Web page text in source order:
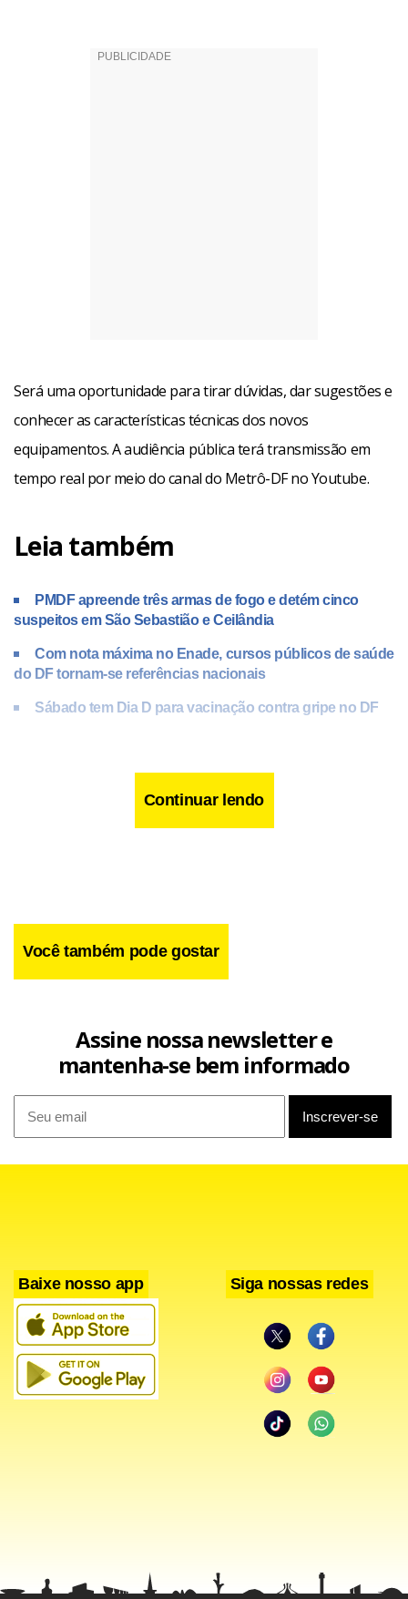
Será uma oportunidade para tirar dúvidas, dar sugestões e
conhecer as características técnicas dos novos
equipamentos. A audiência pública terá transmissão em
tempo real por meio do canal do Metrô-DF no Youtube.
Leia também
PMDF apreende três armas de fogo e detém cinco
suspeitos em São Sebastião e Ceilândia
Com nota máxima no Enade, cursos públicos de saúde
do DF tornam-se referências nacionais
Sábado tem Dia D para vacinação contra gripe no DF
(CAO) do Metrô-DF (Avenida Jequitibá, 155 – Águas Claras)
Com informações Agência Brasília
Continuar lendo
Você também pode gostar
Assine nossa newsletter e
mantenha-se bem informado
Baixe nosso app Siga nossas redes